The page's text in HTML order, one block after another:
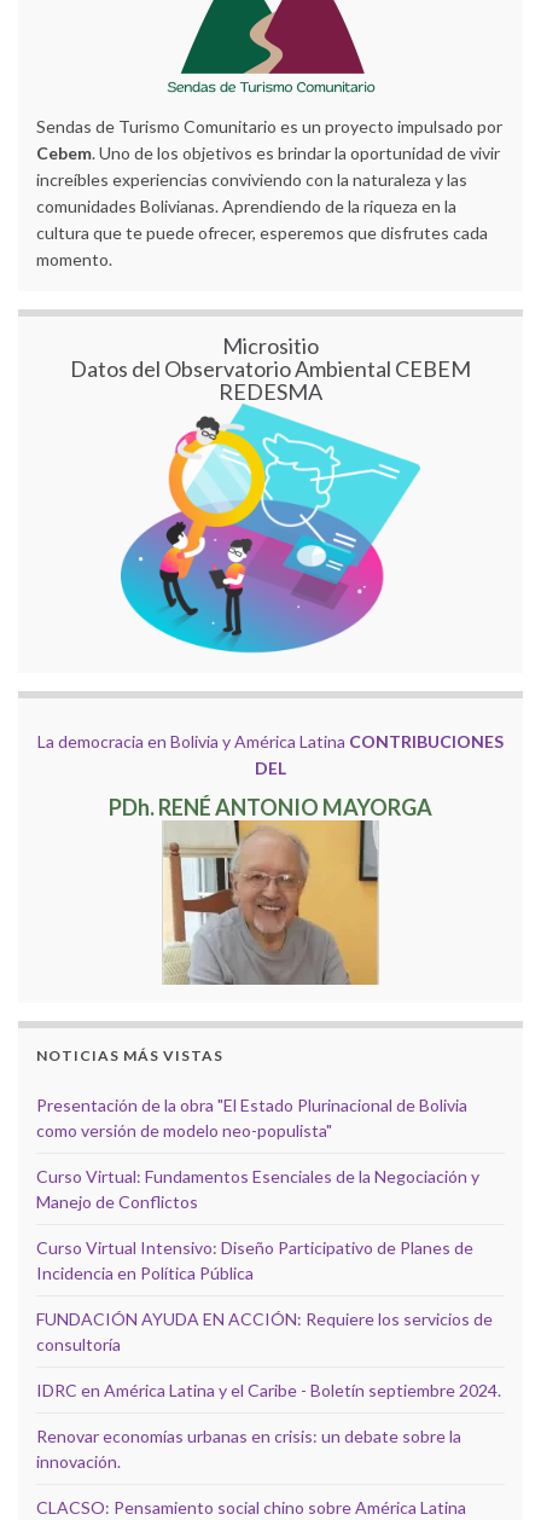
Sendas de Turismo Comunitario es un proyecto impulsado por
Cebem. Uno de los objetivos es brindar la oportunidad de vivir
increíbles experiencias conviviendo con la naturaleza y las
comunidades Bolivianas. Aprendiendo de la riqueza en la
cultura que te puede ofrecer, esperemos que disfrutes cada
momento.
Micrositio
Datos del Observatorio Ambiental CEBEM
REDESMA
La democracia en Bolivia y América Latina CONTRIBUCIONES
DEL
PDh. RENÉ ANTONIO MAYORGA
NOTICIAS MÁS VISTAS
Presentación de la obra "El Estado Plurinacional de Bolivia
como versión de modelo neo-populista"
Curso Virtual: Fundamentos Esenciales de la Negociación y
Manejo de Conflictos
Curso Virtual Intensivo: Diseño Participativo de Planes de
Incidencia en Política Pública
FUNDACIÓN AYUDA EN ACCIÓN: Requiere los servicios de
consultoría
IDRC en América Latina y el Caribe - Boletín septiembre 2024.
Renovar economías urbanas en crisis: un debate sobre la
innovación.
CLACSO: Pensamiento social chino sobre América Latina